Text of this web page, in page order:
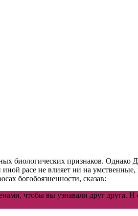
биологических признаков. Однако
расе не влияет ни на умственные,
богобоязненности, сказав:
чтобы вы узнавали друг друга. И